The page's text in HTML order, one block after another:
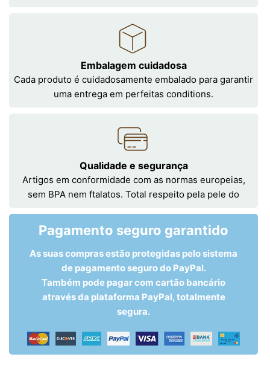
Embalagem cuidadosa
Cada produto é cuidadosamente embalado para garantir
uma entrega em perfeitas conditions.
Qualidade e segurança
Artigos em conformidade com as normas europeias,
sem BPA nem ftalatos. Total respeito pela pele do
Pagamento seguro garantido
As suas compras estão protegidas pelo sistema
de pagamento seguro do PayPal.
Também pode pagar com cartão bancário
através da plataforma PayPal, totalmente
segura.